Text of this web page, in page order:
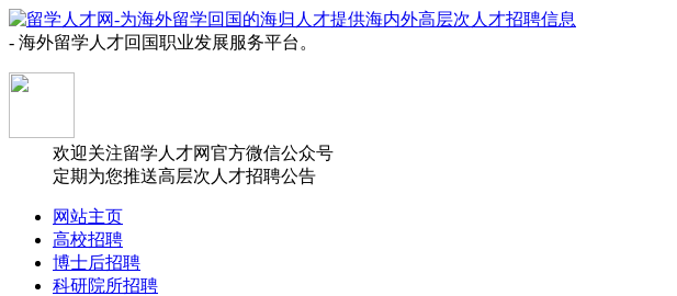
- 海外留学人才回国职业发展服务平台。
欢迎关注留学人才网官方微信公众号
定期为您推送高层次人才招聘公告
网站主页
高校招聘
博士后招聘
科研院所招聘